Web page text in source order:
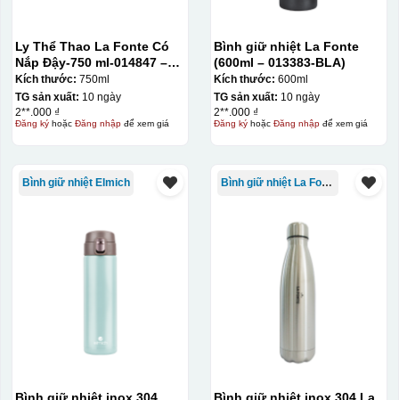
Ly Thể Thao La Fonte Có
Nắp Đậy-750 ml-014847 –
GRA
Kích thước: 750ml
TG sản xuất: 10 ngày
2**.000 ₫
Đăng kýhoặc Đăng nhậpđể xem giá
Bình giữ nhiệt La Fonte
(600ml – 013383-BLA)
Kích thước: 600ml
TG sản xuất: 10 ngày
2**.000 ₫
Đăng kýhoặc Đăng nhậpđể xem giá
Bình giữ nhiệt Elmich Bình giữ nhiệt La Fonte